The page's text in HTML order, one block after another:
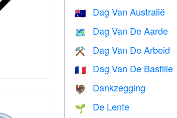
🇦🇺 Dag Van Australië
🗺️ Dag Van De Aarde
⚒️ Dag Van De Arbeid
🇫🇷 Dag Van De Bastille
🦃 Dankzegging
🌱 De Lente